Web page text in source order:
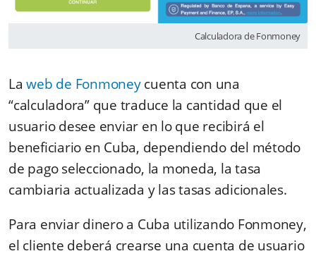
Calculadora de Fonmoney
Laweb de Fonmoneycuenta con una
“calculadora” que traduce la cantidad que el
usuario desee enviar en lo que recibirá el
beneficiario en Cuba, dependiendo del método
de pago seleccionado, la moneda, la tasa
cambiaria actualizada y las tasas adicionales.
Para enviar dinero a Cuba utilizando Fonmoney,
el cliente deberá crearse una cuenta de usuario